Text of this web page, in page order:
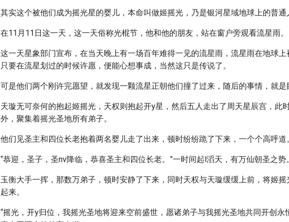
其实这个被他们成为摇光星的婴儿，本命叫做姬摇光，乃是银河星域地球上的普通
在11月11日这一天，这一天俗称光棍节，他和他的朋友，站在窗户旁观看流星雨。
这一天星象部门宣布，在当天晚上有一场百年难得一见的流星雨，流星雨在地球上
只要在流星划过的时候许愿，便能心想事成，当然这只是传说了。
可是他们两个刚许完愿望，就发现一颗流星正朝他们撞了过来，随后的事情，就是
天璇无可奈何的抱起姬摇光，天权则抱起开y星，然后五人走出了周天星辰宫，此
外，聚集着摇光圣地所有弟子。
他们见圣主和四位长老抱着两名婴儿走了出来，顿时纷纷跪了下来，一个个高呼道
“恭迎，圣子，圣nv降临，恭喜圣主和四位长老。”一时间起l滔天，有万仙朝圣之势。
玉衡大手一挥，那数万弟子，顿时安静了下来，同时天权与天璇缓缓上前，将姬摇
起来。
“摇光，开y归位，我摇光圣地将迎来空前盛世，愿诸弟子与我摇光圣地共同开创永